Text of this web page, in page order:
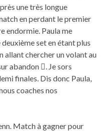
une très longue
en perdant le premier
endormie. Paula me
set en étant plus
allant chercher un volant au
abandon . Je sors
finales. Dis donc Paula,
coaches nos
Match à gagner pour